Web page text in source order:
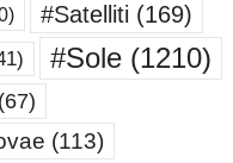
#Satelliti (169)
#Sole(1210)
(67)
(113)